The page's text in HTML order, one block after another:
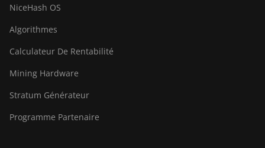
Bitdeer SealMiner A3 Air
Bitdeer SealMiner A3 Hydro
Bitdeer SealMiner A3 Pro Air
Bitdeer SealMiner A3 Pro
NiceHash OS
Algorithmes
Calculateur De Rentabilité
Mining Hardware
Stratum Générateur
Programme Partenaire